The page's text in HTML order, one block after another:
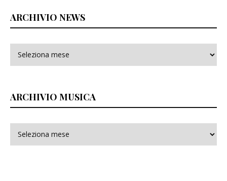
ARCHIVIO NEWS
ARCHIVIO MUSICA